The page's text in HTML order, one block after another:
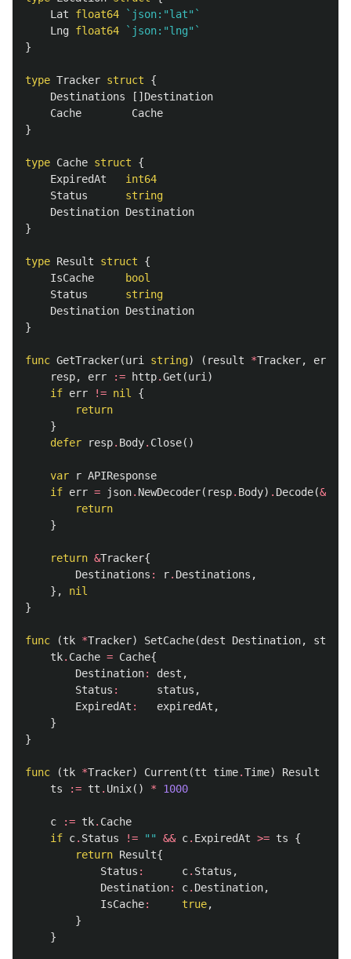
Lat
float64
`json:"lat"`
Lng float64
`json:"lng"`
}
type Tracker struct
{
Destinations
[] Destination
Cache
Cache
}
type Cache struct
{
ExpiredAt
int64
Status
string
Destination Destination
}
type Result struct
{
IsCache
bool
Status
string
Destination Destination
}
func GetTracker(uri string) ( result *Tracker, err
resp, err := http.Get (uri )
if err != nil
{
return
}
defer
resp. Body. Close()
var r APIResponse
if err = json. NewDecoder( resp. Body) . Decode(&
return
}
return &Tracker{
Destinations : r. Destinations ,
},
nil
}
func (tk *Tracker) SetCache(dest Destination,
status
tk. Cache = Cache{
Destination: dest ,
Status : status ,
ExpiredAt : expiredAt ,
}
}
func (tk *Tracker) Current (tt time.Time) Result
ts
:= tt . Unix() * 1000
c := tk. Cache
if c. Status != "" && c. ExpiredAt >= ts
{
return Result{
Status : c. Status ,
Destination: c. Destination,
IsCache: true,
}
}